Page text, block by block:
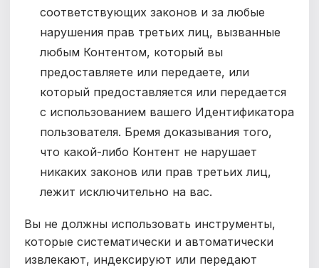
соответствующих законов и за любые
нарушения прав третьих лиц, вызванные
любым Контентом, который вы
предоставляете или передаете, или
который предоставляется или передается
с использованием вашего Идентификатора
пользователя. Бремя доказывания того,
что какой-либо Контент не нарушает
никаких законов или прав третьих лиц,
лежит исключительно на вас.
Вы не должны использовать инструменты,
которые систематически и автоматически
извлекают, индексируют или передают